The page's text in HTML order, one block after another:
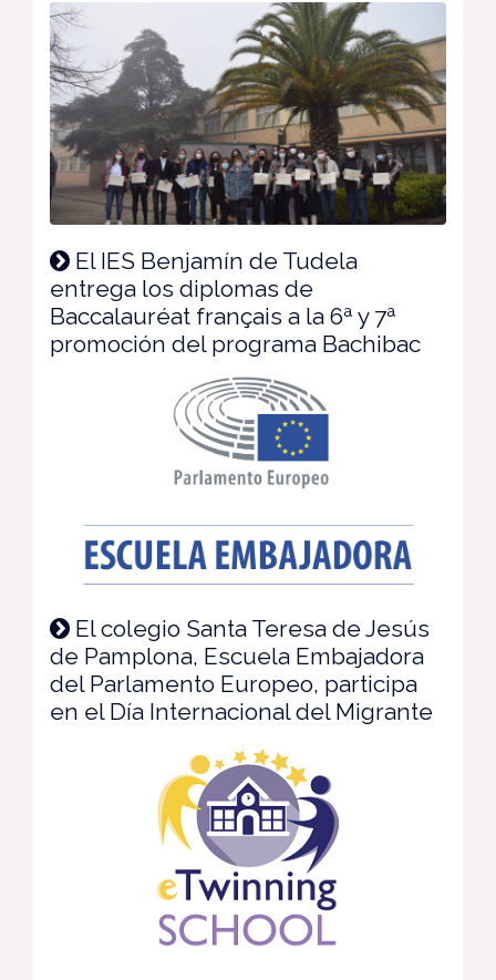
El IES Benjamín de Tudela
entrega los diplomas de
Baccalauréat français a la 6ª y 7ª
promoción del programa Bachibac
El colegio Santa Teresa de Jesús
de Pamplona, Escuela Embajadora
del Parlamento Europeo, participa
en el Día Internacional del Migrante